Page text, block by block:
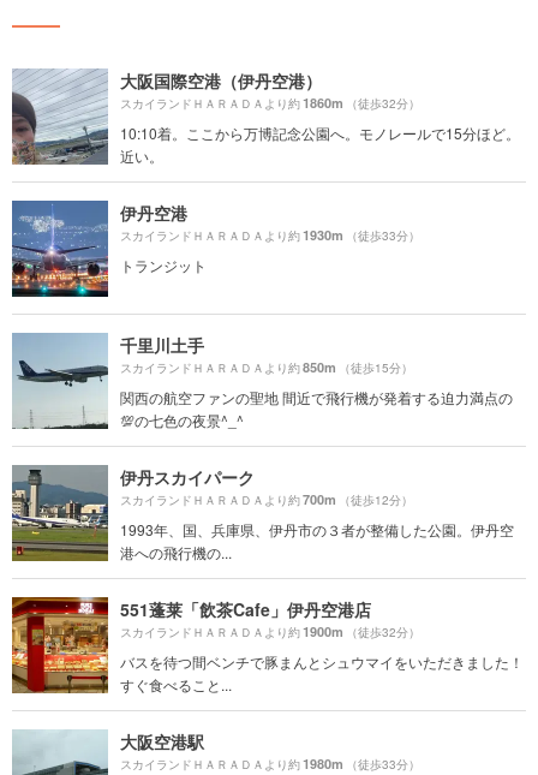
大阪国際空港（伊丹空港）
スカイランドＨＡＲＡＤＡより約1860m （徒歩32分）
10:10着。ここから万博記念公園へ。モノレールで15分ほど。
近い。
伊丹空港
スカイランドＨＡＲＡＤＡより約1930m （徒歩33分）
トランジット
千里川土手
スカイランドＨＡＲＡＤＡより約850m （徒歩15分）
関西の航空ファンの聖地 間近で飛行機が発着する迫力満点の
💯の七色の夜景^_^
伊丹スカイパーク
スカイランドＨＡＲＡＤＡより約700m （徒歩12分）
1993年、国、兵庫県、伊丹市の３者が整備した公園。伊丹空
港への飛行機の...
551蓬莱「飲茶Cafe」伊丹空港店
スカイランドＨＡＲＡＤＡより約1900m （徒歩32分）
バスを待つ間ベンチで豚まんとシュウマイをいただきました！
すぐ食べること...
大阪空港駅
スカイランドＨＡＲＡＤＡより約1980m （徒歩33分）